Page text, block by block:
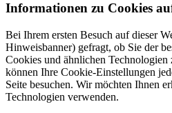
Informationen zu Cookies
Bei Ihrem ersten Besuch auf dieser
Hinweisbanner) gefragt, ob Sie der
Cookies und ähnlichen Technologien
können Ihre Cookie-Einstellungen
Seite besuchen. Wir möchten Ihnen
Technologien verwenden.